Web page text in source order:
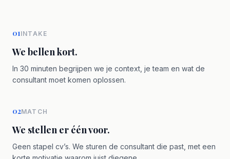
01INTAKE
We bellen kort.
In 30 minuten begrijpen we je context, je team en wat de
consultant moet komen oplossen.
02MATCH
We stellen er één voor.
Geen stapel cv’s. We sturen de consultant die past, met een